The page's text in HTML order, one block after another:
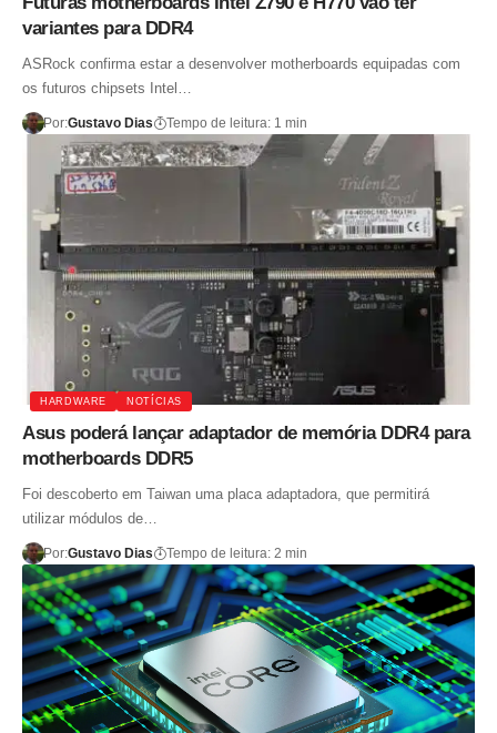
variantes para DDR4
ASRock confirma estar a desenvolver motherboards equipadas com
os futuros chipsets Intel…
Por:Gustavo Dias Tempo de leitura: 1 min
HARDWARE NOTÍCIAS
Asus poderá lançar adaptador de memória DDR4 para
motherboards DDR5
Foi descoberto em Taiwan uma placa adaptadora, que permitirá
utilizar módulos de…
Por:Gustavo Dias Tempo de leitura: 2 min